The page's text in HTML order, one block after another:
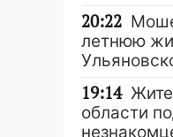
20:22
летнюю
19:14
области